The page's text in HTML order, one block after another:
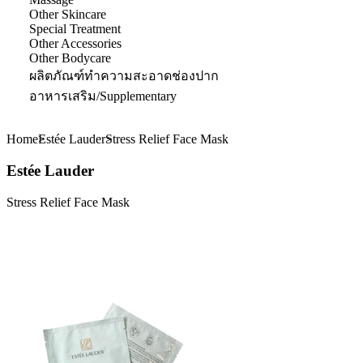
Other Skincare
Special Treatment
Other Accessories
Other Bodycare
ผลิตภัณฑ์ทำความสะอาดช่องปาก
อาหารเสริม/Supplementary
HomeEstée LauderStress Relief Face Mask
Estée Lauder
Stress Relief Face Mask